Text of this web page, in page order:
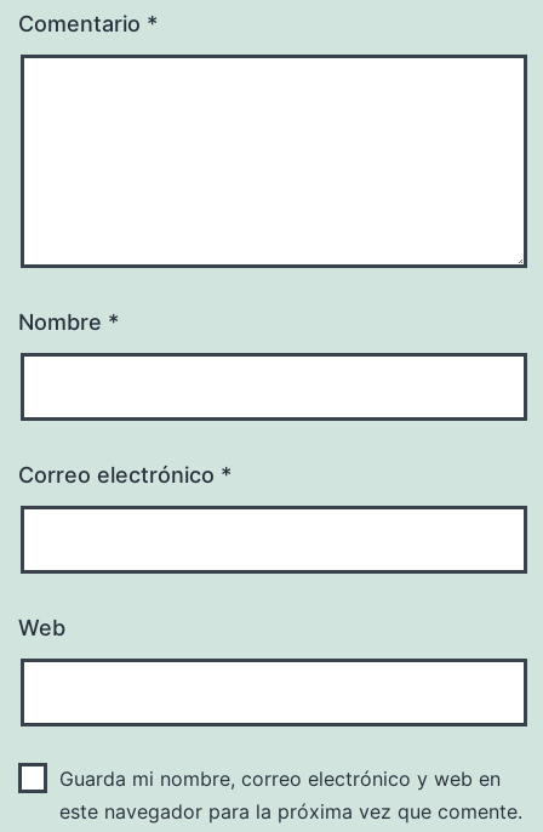
Comentario *
Nombre *
Correo electrónico *
Web
Guarda mi nombre, correo electrónico y web en
este navegador para la próxima vez que comente.